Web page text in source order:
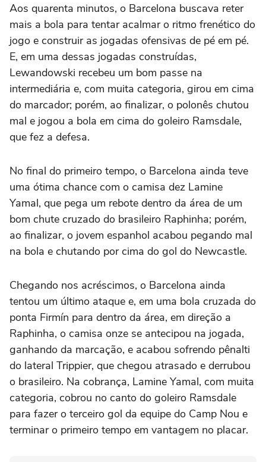
Aos quarenta minutos, o Barcelona buscava reter
mais a bola para tentar acalmar o ritmo frenético do
jogo e construir as jogadas ofensivas de pé em pé.
E, em uma dessas jogadas construídas,
Lewandowski recebeu um bom passe na
intermediária e, com muita categoria, girou em cima
do marcador; porém, ao finalizar, o polonês chutou
mal e jogou a bola em cima do goleiro Ramsdale,
que fez a defesa.
No final do primeiro tempo, o Barcelona ainda teve
uma ótima chance com o camisa dez Lamine
Yamal, que pega um rebote dentro da área de um
bom chute cruzado do brasileiro Raphinha; porém,
ao finalizar, o jovem espanhol acabou pegando mal
na bola e chutando por cima do gol do Newcastle.
Chegando nos acréscimos, o Barcelona ainda
tentou um último ataque e, em uma bola cruzada do
ponta Firmín para dentro da área, em direção a
Raphinha, o camisa onze se antecipou na jogada,
ganhando da marcação, e acabou sofrendo pênalti
do lateral Trippier, que chegou atrasado e derrubou
o brasileiro. Na cobrança, Lamine Yamal, com muita
categoria, cobrou no canto do goleiro Ramsdale
para fazer o terceiro gol da equipe do Camp Nou e
terminar o primeiro tempo em vantagem no placar.